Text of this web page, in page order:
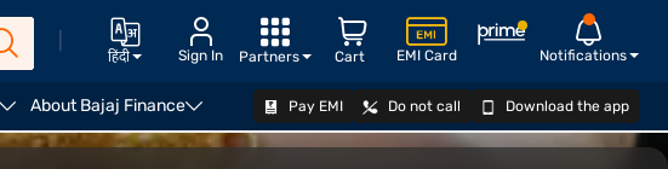
हिंदी Sign In EMI Card Notifications
Cart
Partners
About Bajaj Finance Pay EMI Do not call Download the app
योग्यता जानें